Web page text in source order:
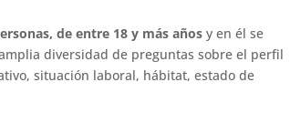
de entre 18 y más añosy en él se
diversidad de preguntas sobre el perfil
situación laboral, hábitat, estado de